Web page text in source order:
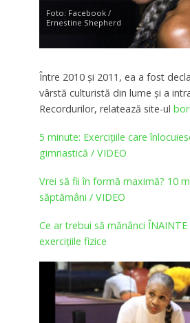
Foto: Facebook /
Ernestine Shepherd
Între 2010 şi 2011, ea a fost
vârstă culturistă din lume şi a
Recordurilor, relatează site-ul
5 minute: Exercițiile care
gimnastică / VIDEO
Vrei să fii în formă maximă? 10
săptămâni / VIDEO
Ce ar trebui să mănânci ÎNAINTE
exercițiile fizice